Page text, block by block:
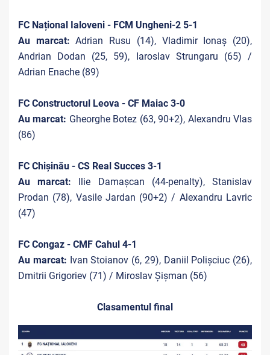
FC Național Ialoveni - FCM Ungheni-2 5-1
Au marcat:Adrian Rusu (14), Vladimir Ionaș (20),
Andrian Dodan (25, 59), Iaroslav Strungaru (65) /
Adrian Enache (89)
FC Constructorul Leova - CF Maiac 3-0
Au marcat: Gheorghe Botez (63, 90+2), Alexandru Vlas
(86)
FC Chișinău - CS Real Succes 3-1
Au marcat: Ilie Damașcan (44-penalty), Stanislav
Prodan (78), Vasile Jardan (90+2) / Alexandru Lavric
(47)
FC Congaz - CMF Cahul 4-1
Au marcat: Ivan Stoianov (6, 29), Daniil Polișciuc (26),
Dmitrii Grigoriev (71) / Miroslav Șișman (56)
Clasamentul final